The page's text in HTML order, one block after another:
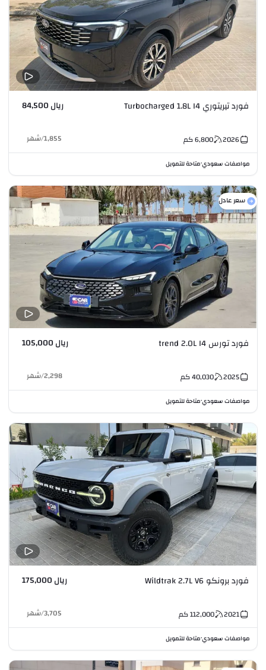
فورد تيريتوري Turbocharged 1.8L I4 ريال 84,500
2026
6,800كم 1,855
/شهر
مواصفات سعودي•متاحة للتمويل
سعر عادل
فورد تورس trend 2.0L I4 ريال 105,000
2025
40,030كم 2,298
/شهر
مواصفات سعودي•متاحة للتمويل
فورد برونكو Wildtrak 2.7L V6 ريال 175,000
2021
112,000كم 3,705
/شهر
مواصفات سعودي•متاحة للتمويل